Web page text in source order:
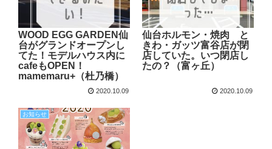
WOOD EGG GARDEN仙
台がグランドオープンし
てた！モデルハウス内に
cafeもOPEN！
mamemaru+（杜乃橋）
2020.10.09
仙台ホルモン・焼肉 と
きわ・ガッツ富谷店が閉
店していた。いつ閉店し
たの？（富ヶ丘）
2020.10.09
お知らせ